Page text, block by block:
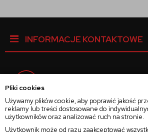
Pliki cookies
Używamy plików cookie, aby poprawić jakość
reklamy lub treści dostosowane do
użytkowników oraz analizować ruch na stronie.
Użytkownik może od razu zaakceptować
INFORMACJE KONTAKTOWE
Instagram